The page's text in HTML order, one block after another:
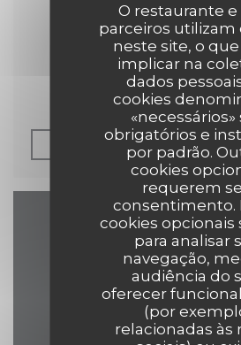
O restaurante e
parceiros utilizam
neste site, o
implicar na
dados
cookies
«necessários»
obrigatórios e
por padrão.
cookies
requerem
consentimento.
cookies opcionais
para analisar
navegação,
audiência do
oferecer
(por
relacionadas às
30/04/2019
Petit Futé
LER O ARTIGO
Mapa e
17 Grand Place